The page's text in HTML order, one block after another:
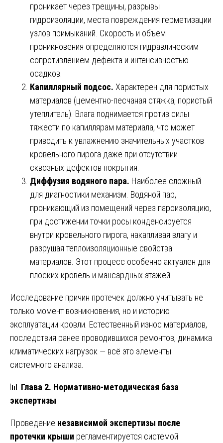
проникает через трещины, разрывы
гидроизоляции, места повреждения герметизации
узлов примыканий. Скорость и объём
проникновения определяются гидравлическим
сопротивлением дефекта и интенсивностью
осадков.
Капиллярный подсос. Характерен для пористых
материалов (цементно-песчаная стяжка, пористый
утеплитель). Влага поднимается против силы
тяжести по капиллярам материала, что может
приводить к увлажнению значительных участков
кровельного пирога даже при отсутствии
сквозных дефектов покрытия.
Диффузия водяного пара. Наиболее сложный
для диагностики механизм. Водяной пар,
проникающий из помещений через пароизоляцию,
при достижении точки росы конденсируется
внутри кровельного пирога, накапливая влагу и
разрушая теплоизоляционные свойства
материалов. Этот процесс особенно актуален для
плоских кровель и мансардных этажей.
Исследование причин протечек должно учитывать не
только момент возникновения, но и историю
эксплуатации кровли. Естественный износ материалов,
последствия ранее проводившихся ремонтов, динамика
климатических нагрузок — всё это элементы
системного анализа.
📊 Глава 2. Нормативно-методическая база
экспертизы
Проведение независимой экспертизы после
протечки крыши регламентируется системой